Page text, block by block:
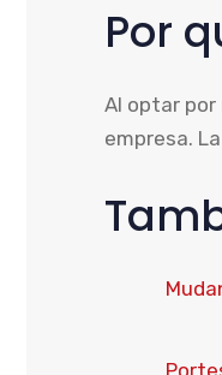
Por
Al optar por
empresa.